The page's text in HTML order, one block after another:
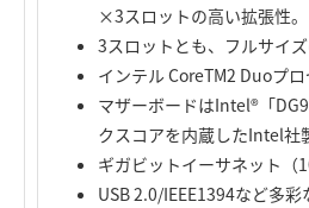
×3スロットの高い拡張性。
3スロットとも、フルサイ
インテル CoreTM2 Duoプロ
マザーボードはIntel®「
クスコアを内蔵したIntel社
ギガビットイーサネット（
USB 2.0/IEEE1394など多彩